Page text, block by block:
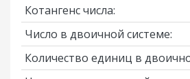
Котангенс числа:
Число в двоичной системе:
Количество единиц в